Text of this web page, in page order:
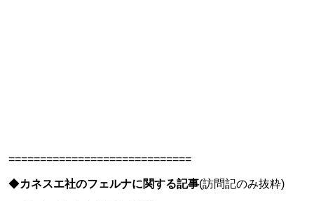
=============================
◆カネスエ社のフェルナに関する記事(訪問記のみ抜粋)